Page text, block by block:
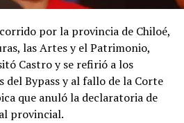
por la provincia de Chiloé,
las Artes y el Patrimonio,
Castro y se refirió a los
del Bypass y al fallo de la Corte
que anuló la declaratoria de
provincial.